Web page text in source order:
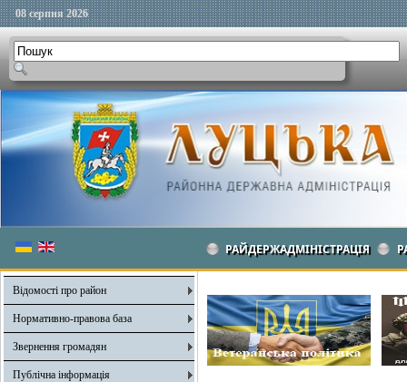
08 серпня 2026
РАЙДЕРЖАДМІНІСТРАЦІЯ
Відомості про район
Нормативно-правова база
Звернення громадян
Публічна інформація